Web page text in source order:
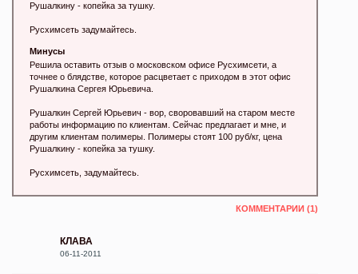
Рушалкину - копейка за тушку.
Русхимсеть задумайтесь.
Минусы
Решила оставить отзыв о московском офисе Русхимсети, а
точнее о блядстве, которое расцветает с приходом в этот офис
Рушалкина Сергея Юрьевича.
Рушалкин Сергей Юрьевич - вор, своровавший на старом месте
работы информацию по клиентам. Сейчас предлагает и мне, и
другим клиентам полимеры. Полимеры стоят 100 руб/кг, цена
Рушалкину - копейка за тушку.
Русхимсеть, задумайтесь.
КОММЕНТАРИИ (1)
КЛАВА
06-11-2011